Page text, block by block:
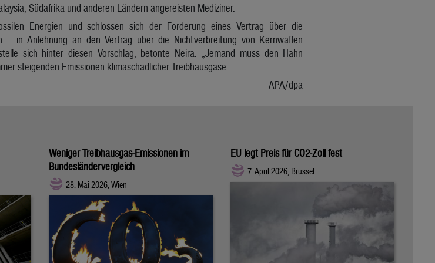
Südafrika und anderen Ländern angereisten Mediziner.
Energien und schlossen sich der Forderung eines Vertrag über die
– in Anlehnung an den Vertrag über die Nichtverbreitung von Kernwaffen
sich hinter diesen Vorschlag, betonte Neira. „Jemand muss den Hahn
steigenden Emissionen klimaschädlicher Treibhausgase.
APA/dpa
Weniger Treibhausgas-Emissionen im
Bundesländervergleich
28. Mai 2026, Wien
EU legt Preis für CO2-Zoll fest
7. April 2026, Brüssel